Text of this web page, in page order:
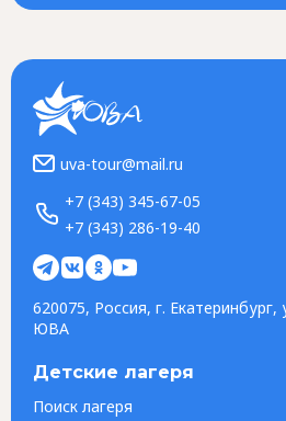
uva-tour@mail.ru
+7 (343) 345-67-05
+7 (343) 286-19-40
620075, Россия, г. Екатеринбург,
ЮВА
Детские лагеря
Поиск лагеря